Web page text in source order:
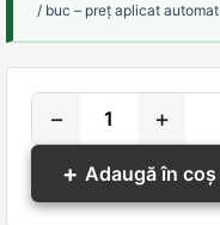
/ buc – preț aplicat automat
−
+
+ Adaugă în coș